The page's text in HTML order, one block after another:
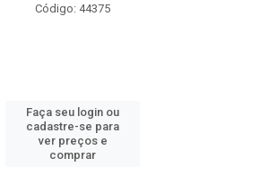
Código: 44375
Faça seu login ou
cadastre-se para
ver preços e
comprar